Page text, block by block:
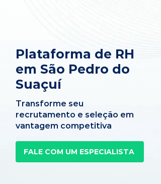
Plataforma de RH
em São Pedro do
Suaçuí
Transforme seu
recrutamento e seleção em
vantagem competitiva
FALE COM UM ESPECIALISTA